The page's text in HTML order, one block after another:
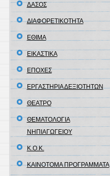
ΔΑΣΟΣ
ΔΙΑΦΟΡΕΤΙΚΟΤΗΤΑ
ΕΘΙΜΑ
ΕΙΚΑΣΤΙΚΑ
ΕΠΟΧΕΣ
ΕΡΓΑΣΤΗΡΙΑ ΔΕΞΙΟΤΗΤΩΝ
ΘΕΑΤΡΟ
ΘΕΜΑΤΟΛΟΓΙΑ
ΝΗΠΙΑΓΩΓΕΙΟΥ
Κ.Ο.Κ.
ΚΑΙΝΟΤΟΜΑ ΠΡΟΓΡΑΜΜΑΤΑ